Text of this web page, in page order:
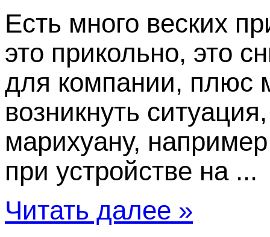
Есть много веских
это прикольно, это
для компании, плюс
возникнуть
марихуану,
при устройстве на ...
Читать далее »